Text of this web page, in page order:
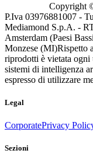
Copyright
P.Iva 03976881007 -
Mediamond S.p.A. -
Amsterdam (Paesi
Monzese (MI)Rispetto
riprodotti è vietata ogni
sistemi di intelligenza
espresso di utilizzare
Legal
CorporatePrivacy
Sezioni